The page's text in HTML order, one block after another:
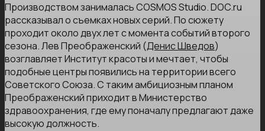
Производством занималась COSMOS Studio. DOC.ru
рассказывал о съемках новых серий. По сюжету
проходит около двух лет с момента событий второго
сезона. Лев Преображенский (Денис Шведов)
возглавляет Институт красоты и мечтает, чтобы
подобные центры появились на территории всего
Советского Союза. С таким амбициозным планом
Преображенский приходит в Министерство
здравоохранения, где ему поначалу предлагают даже
высокую должность.